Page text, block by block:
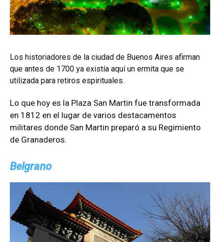
Los historiadores de la ciudad de Buenos Aires afirman
que antes de 1700 ya existía aquí un ermita que se
utilizada para retiros espirituales.
Lo que hoy es la Plaza San Martin fue transformada
en 1812 en el lugar de varios destacamentos
militares donde San Martin preparó a su Regimiento
de Granaderos.
Belgrano